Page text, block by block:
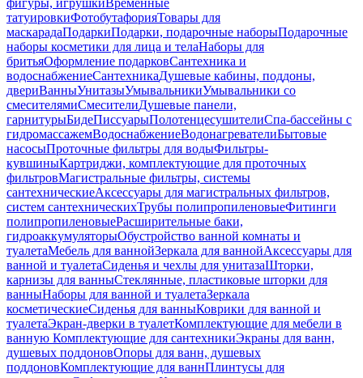
фигуры, игрушкиВременные
татуировкиФотобутафорияТовары для
маскарадаПодаркиПодарки, подарочные наборыПодарочные
наборы косметики для лица и телаНаборы для
бритьяОформление подарковСантехника и
водоснабжениеСантехникаДушевые кабины, поддоны,
двериВанныУнитазыУмывальникиУмывальники со
смесителямиСмесителиДушевые панели,
гарнитурыБидеПиссуарыПолотенцесушителиСпа-бассейны с
гидромассажемВодоснабжениеВодонагревателиБытовые
насосыПроточные фильтры для водыФильтры-
кувшиныКартриджи, комплектующие для проточных
фильтровМагистральные фильтры, системы
сантехническиеАксессуары для магистральных фильтров,
систем сантехническихТрубы полипропиленовыеФитинги
полипропиленовыеРасширительные баки,
гидроаккумуляторыОбустройство ванной комнаты и
туалетаМебель для ваннойЗеркала для ваннойАксессуары для
ванной и туалетаСиденья и чехлы для унитазаШторки,
карнизы для ванныСтеклянные, пластиковые шторки для
ванныНаборы для ванной и туалетаЗеркала
косметическиеСиденья для ванныКоврики для ванной и
туалетаЭкран-дверки в туалетКомплектующие для мебели в
ванную Комплектующие для сантехникиЭкраны для ванн,
душевых поддоновОпоры для ванн, душевых
поддоновКомплектующие для ваннПлинтусы для